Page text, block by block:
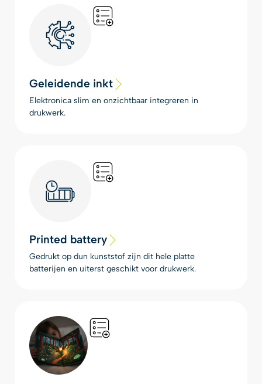
Geleidende inkt
Elektronica slim en onzichtbaar integreren in
drukwerk.
Printed battery
Gedrukt op dun kunststof zijn dit hele platte
batterijen en uiterst geschikt voor drukwerk.